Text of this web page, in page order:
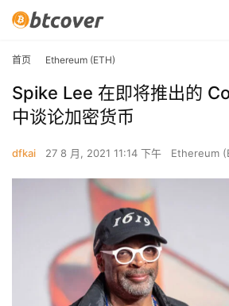
首页 Ethereum (ETH)
Spike Lee 在即将推出的
中谈论加密货币
dfkai 27 8 月, 2021 11:14 下午 Ethereum